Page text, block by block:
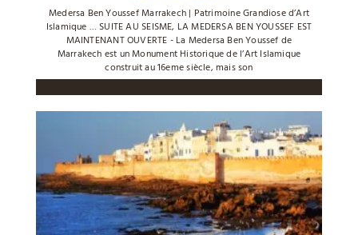
Medersa Ben Youssef Marrakech | Patrimoine Grandiose d’Art
Islamique … SUITE AU SEISME, LA MEDERSA BEN YOUSSEF EST
MAINTENANT OUVERTE - La Medersa Ben Youssef de
Marrakech est un Monument Historique de l’Art Islamique
construit au 16eme siècle, mais son